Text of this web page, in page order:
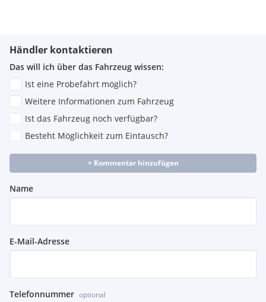
Irrtümer, Ausstattungsabweichungen, Zwischenverkauf, Satz-
und Druckfehler sind ausdrücklich vorbehalten.
Die angezeigten Daten sind Angaben von Herstellern und
Importeuren.
Bitte beachten Sie, dass es zu Abweichungen zum jeweiligen
Fahrzeugangebot kommen kann.
Alle Angaben ohne Gewähr!
Serienausstattungen:
Dieselpartikelfilter
Controller auf Mittelkonsole
Netz im Beifahrerfußraum
Händler kontaktieren
Das will ich über das Fahrzeug wissen:
Ist eine Probefahrt möglich?
Weitere Informationen zum Fahrzeug
Ist das Fahrzeug noch verfügbar?
Besteht Möglichkeit zum Eintausch?
+ Kommentar hinzufügen
Name
E-Mail-Adresse
Telefonnummer optional